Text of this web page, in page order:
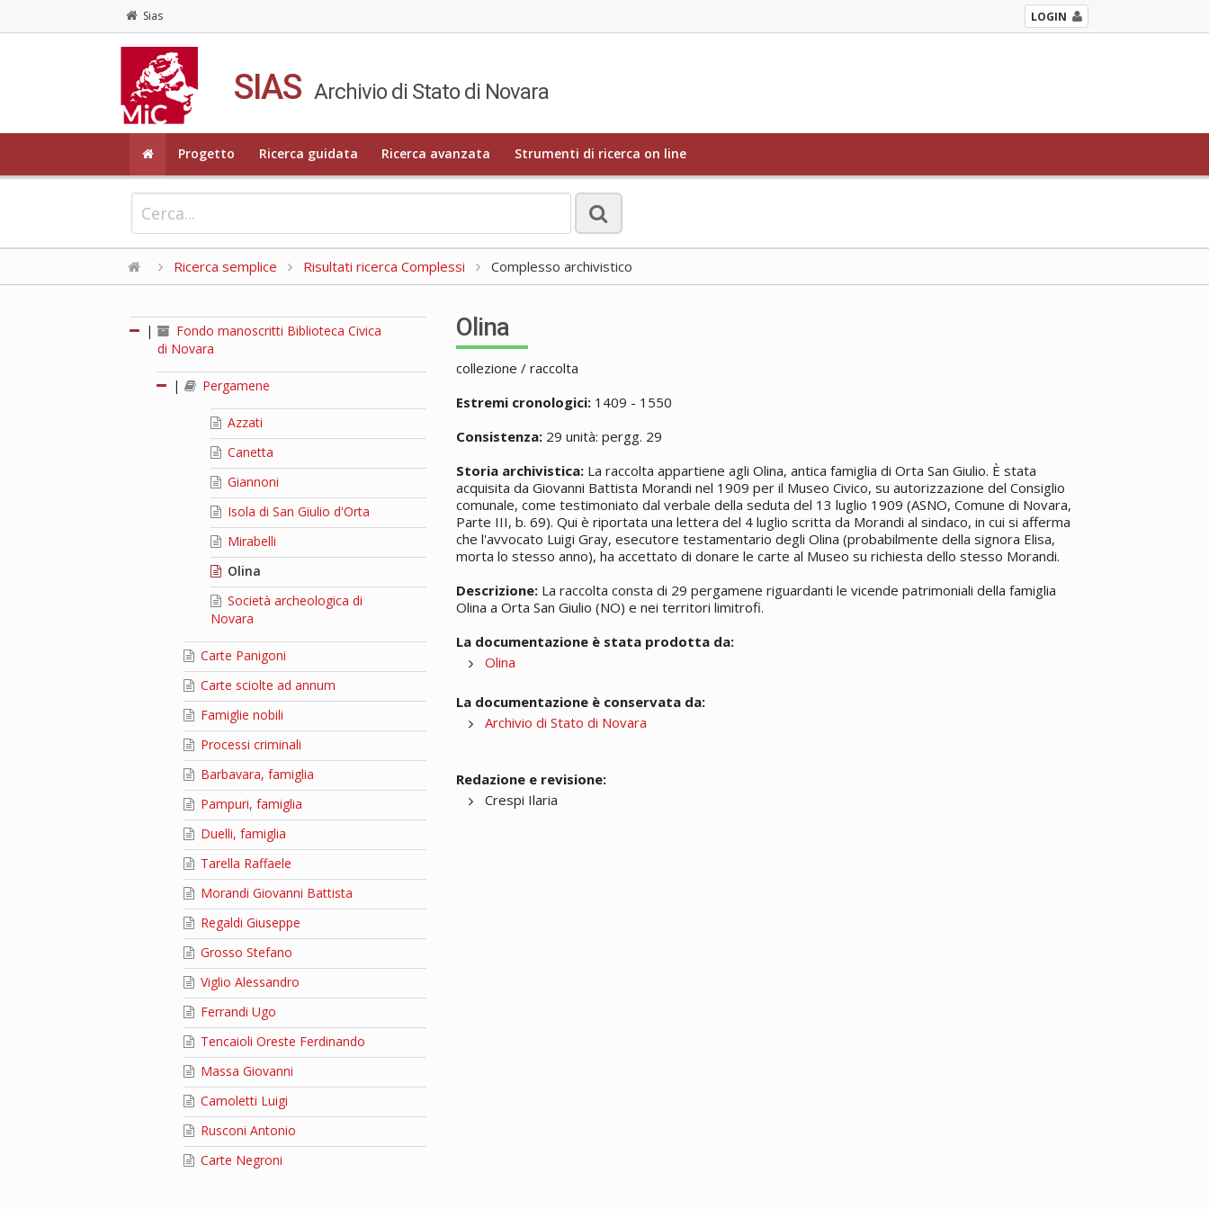
Sias LOGIN
SIAS Archivio di Stato di Novara
Progetto Ricerca guidata Ricerca avanzata Strumenti di ricerca on line
Ricerca semplice Risultati ricerca Complessi Complesso archivistico
|
Fondo manoscritti Biblioteca Civica
di Novara
| Pergamene
Azzati
Canetta
Giannoni
Isola di San Giulio d'Orta
Mirabelli
Olina
Società archeologica di
Novara
Carte Panigoni
Carte sciolte ad annum
Famiglie nobili
Processi criminali
Barbavara, famiglia
Pampuri, famiglia
Duelli, famiglia
Tarella Raffaele
Morandi Giovanni Battista
Regaldi Giuseppe
Grosso Stefano
Viglio Alessandro
Ferrandi Ugo
Tencaioli Oreste Ferdinando
Massa Giovanni
Camoletti Luigi
Rusconi Antonio
Carte Negroni
Olina
collezione / raccolta
Estremi cronologici: 1409 - 1550
Consistenza: 29 unità: pergg. 29
Storia archivistica: La raccolta appartiene agli Olina, antica famiglia di Orta San Giulio. È stata
acquisita da Giovanni Battista Morandi nel 1909 per il Museo Civico, su autorizzazione del Consiglio
comunale, come testimoniato dal verbale della seduta del 13 luglio 1909 (ASNO, Comune di Novara,
Parte III, b. 69). Qui è riportata una lettera del 4 luglio scritta da Morandi al sindaco, in cui si afferma
che l'avvocato Luigi Gray, esecutore testamentario degli Olina (probabilmente della signora Elisa,
morta lo stesso anno), ha accettato di donare le carte al Museo su richiesta dello stesso Morandi.
Descrizione: La raccolta consta di 29 pergamene riguardanti le vicende patrimoniali della famiglia
Olina a Orta San Giulio (NO) e nei territori limitrofi.
La documentazione è stata prodotta da:
Olina
La documentazione è conservata da:
Archivio di Stato di Novara
Redazione e revisione:
Crespi Ilaria